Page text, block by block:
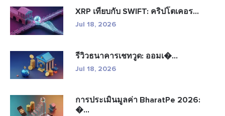
XRP เทียบกับ SWIFT: คริปโตเคอร...
Jul 18, 2026
รีวิวธนาคารเชทวูด: ออมเ�...
Jul 18, 2026
การประเมินมูลค่า BharatPe 2026:
�...